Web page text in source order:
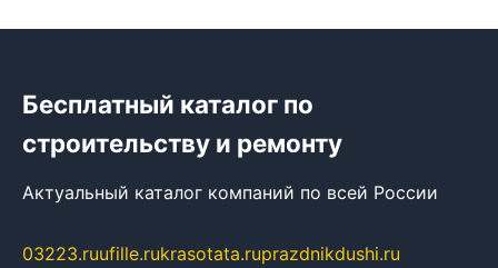
Бесплатный каталог по
строительству и ремонту
Актуальный каталог компаний по всей России
03223.ruufille.rukrasotata.ruprazdnikdushi.ru